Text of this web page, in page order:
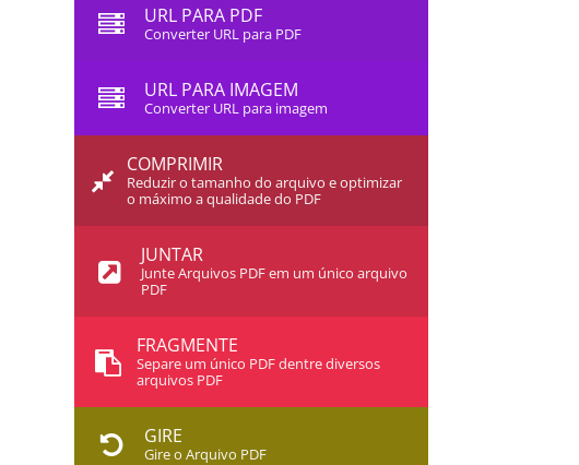
URL PARA PDF
Converter URL para PDF
URL PARA IMAGEM
Converter URL para imagem
COMPRIMIR
Reduzir o tamanho do arquivo e optimizar
o máximo a qualidade do PDF
JUNTAR
Junte Arquivos PDF em um único arquivo
PDF
FRAGMENTE
Separe um único PDF dentre diversos
arquivos PDF
GIRE
Gire o Arquivo PDF